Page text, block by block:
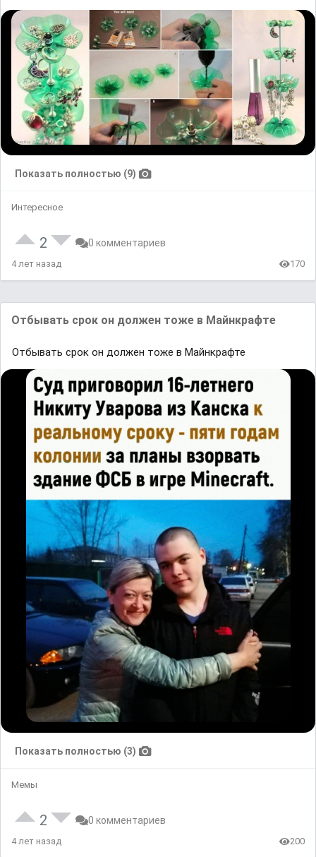
Показать полностью (9)
Интересное
2 0 комментариев
4 лет назад 170
Отбывать срок он должен тоже в Майнкрафте
Отбывать срок он должен тоже в Майнкрафте
Показать полностью (3)
Мемы
2 0 комментариев
4 лет назад 200